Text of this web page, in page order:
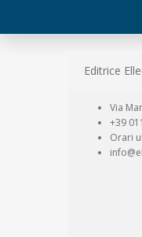
Editrice
Via
+39
Orari